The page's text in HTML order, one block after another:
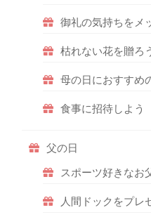
御礼の気持ちをメ
枯れない花を贈ろ
母の日におすすめ
食事に招待しよう
父の日
スポーツ好きなお
人間ドックをプレ